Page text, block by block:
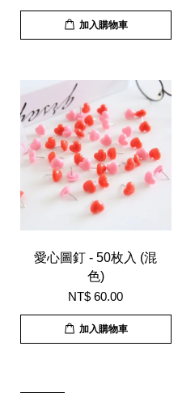
加入購物車
愛心圖釘 - 50枚入 (混
色)
NT$ 60.00
加入購物車